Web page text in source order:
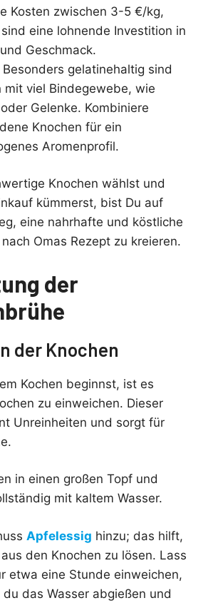
Kosten zwischen 3-5 €/kg,
eine lohnende Investition in
Geschmack.
Besonders gelatinehaltig sind
mit viel Bindegewebe, wie
Gelenke. Kombiniere
Knochen für ein
Aromenprofil.
Knochen wählst und
kümmerst, bist Du auf
eine nahrhafte und köstliche
Omas Rezept zu kreieren.
der
der Knochen
Kochen beginnst, ist es
zu einweichen. Dieser
Unreinheiten und sorgt für
in einen großen Topf und
mit kaltem Wasser.
Apfelessig hinzu; das hilft,
den Knochen zu lösen. Lass
etwa eine Stunde einweichen,
das Wasser abgießen und